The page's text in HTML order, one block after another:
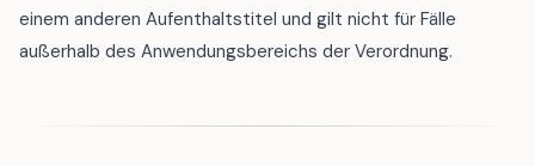
einem anderen Aufenthaltstitel und gilt nicht für Fälle
außerhalb des Anwendungsbereichs der Verordnung.